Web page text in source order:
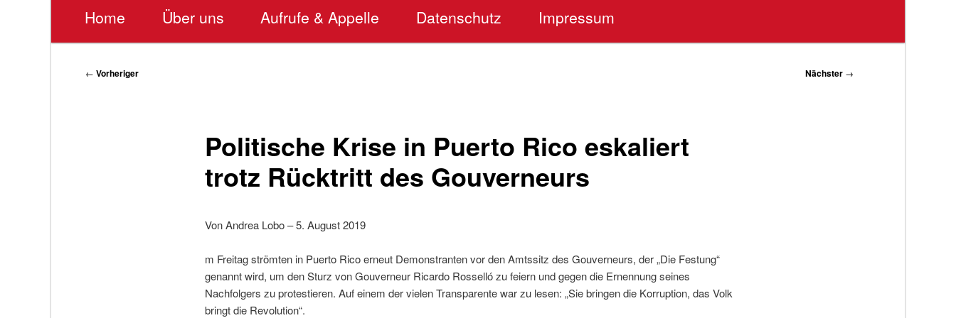
Home Über uns Aufrufe & Appelle Datenschutz Impressum
Beitragsnavigation
← Vorheriger Nächster →
Politische Krise in Puerto Rico eskaliert
trotz Rücktritt des Gouverneurs
Von Andrea Lobo – 5. August 2019
m Freitag strömten in Puerto Rico erneut Demonstranten vor den Amtssitz des Gouverneurs, der „Die Festung“
genannt wird, um den Sturz von Gouverneur Ricardo Rosselló zu feiern und gegen die Ernennung seines
Nachfolgers zu protestieren. Auf einem der vielen Transparente war zu lesen: „Sie bringen die Korruption, das Volk
bringt die Revolution“.